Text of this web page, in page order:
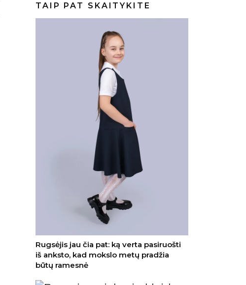
TAIP PAT SKAITYKITE
Rugsėjis jau čia pat: ką verta pasiruošti
iš anksto, kad mokslo metų pradžia
būtų ramesnė